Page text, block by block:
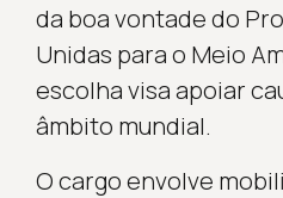
da boa vontade do
Unidas para o Meio
escolha visa apoiar
âmbito mundial.
O cargo envolve